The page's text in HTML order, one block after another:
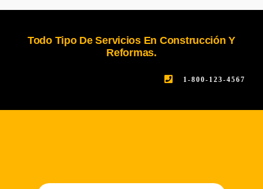
Todo Tipo De Servicios En Construcción Y
Reformas.
1-800-123-4567